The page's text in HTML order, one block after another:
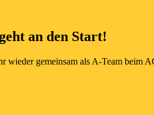
an den Start!
gemeinsam als A-Team beim